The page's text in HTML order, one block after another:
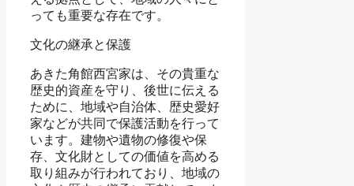
っても重要な存在です。
文化の継承と保護
あきた角館西宮家は、その貴重な
歴史的資産を守り、後世に伝える
ために、地域や自治体、歴史愛好
家などが共同で保護活動を行って
います。建物や遺物の修復や保
存、文化財としての価値を高める
取り組みが行われており、地域の